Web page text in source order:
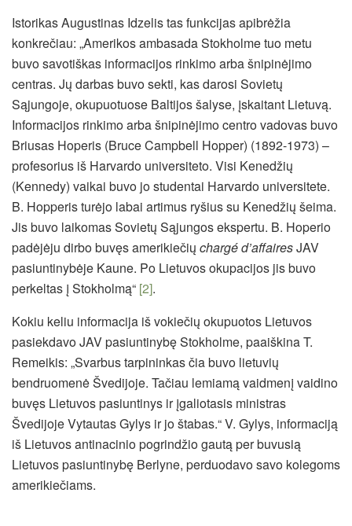
Istorikas Augustinas Idzelis tas funkcijas apibrėžia
konkrečiau: „Amerikos ambasada Stokholme tuo metu
buvo savotiškas informacijos rinkimo arba šnipinėjimo
centras. Jų darbas buvo sekti, kas darosi Sovietų
Sąjungoje, okupuotuose Baltijos šalyse, įskaitant Lietuvą.
Informacijos rinkimo arba šnipinėjimo centro vadovas buvo
Briusas Hoperis (Bruce Campbell Hopper) (1892-1973) –
profesorius iš Harvardo universiteto. Visi Kenedžių
(Kennedy) vaikai buvo jo studentai Harvardo universitete.
B. Hopperis turėjo labai artimus ryšius su Kenedžių šeima.
Jis buvo laikomas Sovietų Sąjungos ekspertu. B. Hoperio
padėjėju dirbo buvęs amerikiečių chargé d’affairesJAV
pasiuntinybėje Kaune. Po Lietuvos okupacijos jis buvo
perkeltas į Stokholmą“ [2].
Kokiu keliu informacija iš vokiečių okupuotos Lietuvos
pasiekdavo JAV pasiuntinybę Stokholme, paaiškina T.
Remeikis: „Svarbus tarpininkas čia buvo lietuvių
bendruomenė Švedijoje. Tačiau lemiamą vaidmenį vaidino
buvęs Lietuvos pasiuntinys ir įgaliotasis ministras
Švedijoje Vytautas Gylys ir jo štabas.“ V. Gylys, informaciją
iš Lietuvos antinacinio pogrindžio gautą per buvusią
Lietuvos pasiuntinybę Berlyne, perduodavo savo kolegoms
amerikiečiams.